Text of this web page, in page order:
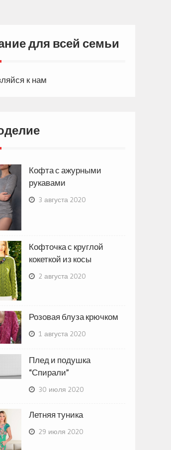
для всей семьи
к нам
Кофта с ажурными
рукавами
3 августа 2020
Кофточка с круглой
кокеткой из косы
2 августа 2020
Розовая блуза крючком
1 августа 2020
Плед и подушка
“Спирали”
30 июля 2020
Летняя туника
29 июля 2020